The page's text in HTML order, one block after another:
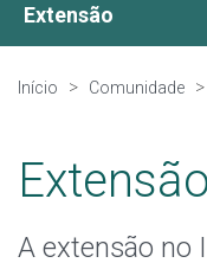
Extensão
Atividades de
Programas e Projetos
Início Comunidade
Extensão
A extensão no